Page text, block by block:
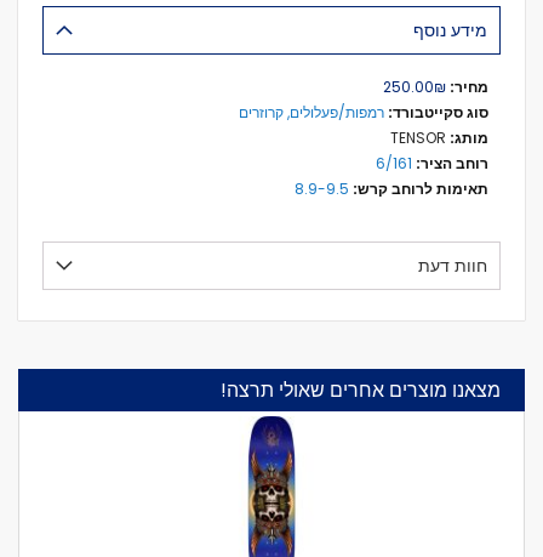
מידע נוסף
מידע
נוסף
₪‏250.00
רמפות/פעלולים, קרוזרים
6/161
8.9-9.5
חוות דעת
מצאנו מוצרים אחרים שאולי תרצה!